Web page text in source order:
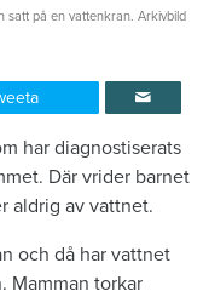
på en vattenkran. Arkivbild
har diagnostiserats
Där vrider barnet
aldrig av vattnet.
och då har vattnet
Mamman torkar